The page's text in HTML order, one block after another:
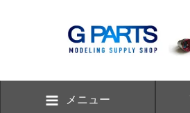
メニュー